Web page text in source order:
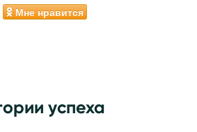
Мне нравится
успеха